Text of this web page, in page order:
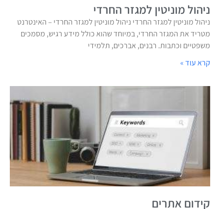
ניהול מוניטין למגזר החרדי
ניהול מוניטין למגזר החרדי ניהול מוניטין למגזר החרדי – האינטרנט
מטריד את המגזר החרדי, במיוחד שהוא כולל מידע רגיש, מסמכים
משפטיים וכתבות. רבנים, אברכים, תלמידי
קרא עוד »
קידום אתרים